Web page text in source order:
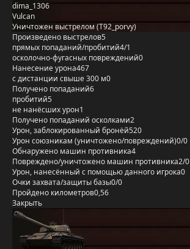
dima_1306
Vulcan
Уничтожен выстрелом (T92_porvy)
Произведено выстрелов5
прямых попаданий/пробитий4/1
осколочно-фугасных повреждений0
Нанесение урона467
с дистанции свыше 300 м0
Получено попаданий6
пробитий5
не нанёсших урон1
Получено попаданий осколками2
Урон, заблокированный бронёй520
Урон союзникам (уничтожено/повреждений)0/0
Обнаружено машин противника4
Повреждено/уничтожено машин противника2/0
Урон, нанесённый с помощью данного игрока0
Очки захвата/защиты базы0/0
Пройдено километров0,56
Закрыть